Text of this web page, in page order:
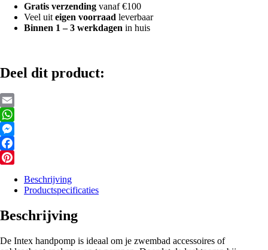
Gratis verzending vanaf €100
Veel uit eigen voorraad leverbaar
Binnen 1 – 3 werkdagen in huis
Deel dit product:
Email
WhatsApp
Messenger
Facebook
Beschrijving
Productspecificaties
Beschrijving
De Intex handpomp is ideaal om je zwembad accessoires of